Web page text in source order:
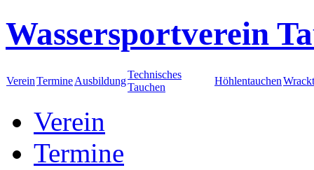
Wassersportverein
VereinTermineAusbildung
Technisches
Tauchen
Höhlentauchen
Verein
Termine